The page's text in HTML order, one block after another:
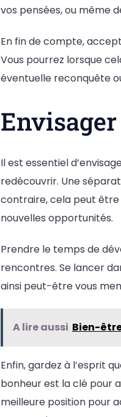
vos pensées, ou même
En fin de compte,
Vous pourrez lorsque
éventuelle reconquête
Il est essentiel
redécouvrir. Une
contraire, cela peut être
nouvelles opportunités.
Prendre le temps de
rencontres. Se lancer
ainsi peut-être vous
A lire aussi Bien-
Enfin, gardez à l’esprit
bonheur est la clé pour
meilleure position pour